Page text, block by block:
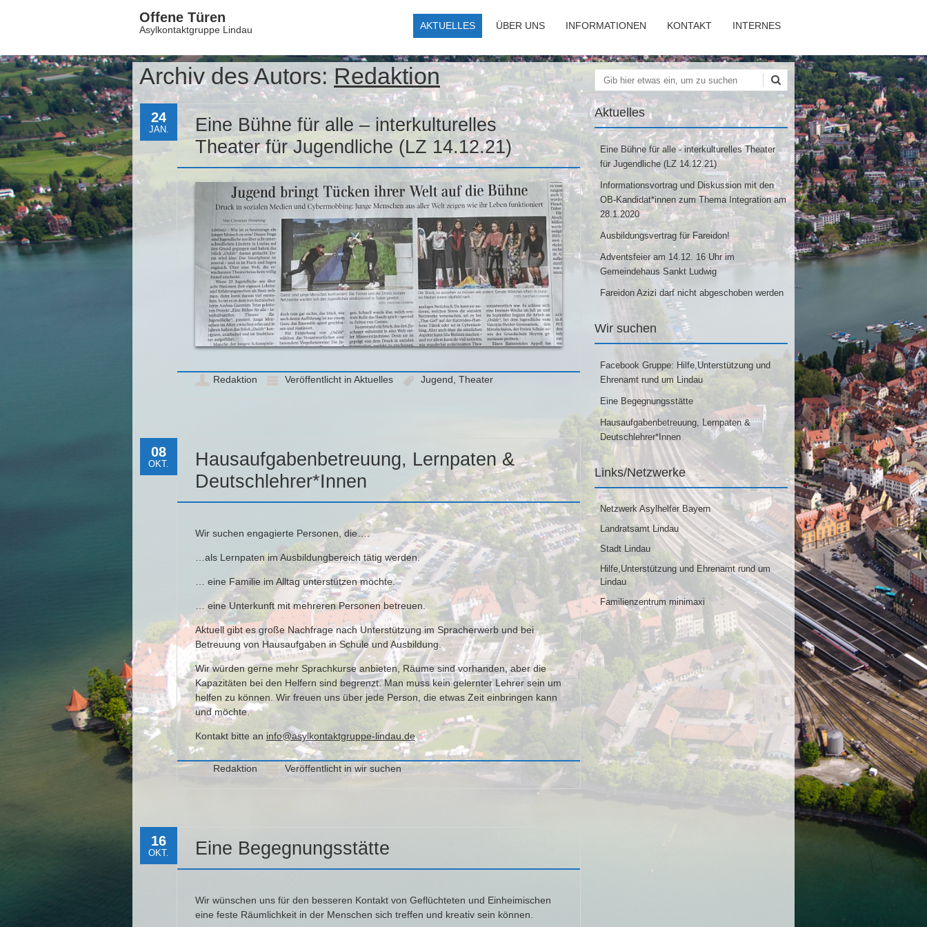
Offene Türen
Asylkontaktgruppe Lindau AKTUELLES ÜBER UNS INFORMATIONEN KONTAKT INTERNES
Archiv des Autors:Redaktion
24
JAN.
Eine Bühne für alle – interkulturelles
Theater für Jugendliche (LZ 14.12.21)
Redaktion Veröffentlicht in Aktuelles Jugend Theater
08
OKT.
Hausaufgabenbetreuung, Lernpaten &
Deutschlehrer*Innen
Wir suchen engagierte Personen, die….
…als Lernpaten im Ausbildungbereich tätig werden.
… eine Familie im Alltag unterstützen möchte.
… eine Unterkunft mit mehreren Personen betreuen.
Aktuell gibt es große Nachfrage nach Unterstützung im Spracherwerb und bei
Betreuung von Hausaufgaben in Schule und Ausbildung.
Wir würden gerne mehr Sprachkurse anbieten, Räume sind vorhanden, aber die
Kapazitäten bei den Helfern sind begrenzt. Man muss kein gelernter Lehrer sein um
helfen zu können. Wir freuen uns über jede Person, die etwas Zeit einbringen kann
und möchte.
Kontakt bitte an info@asylkontaktgruppe-lindau.de
Redaktion Veröffentlicht in wir suchen
16
OKT. Eine Begegnungsstätte
Wir wünschen uns für den besseren Kontakt von Geflüchteten und Einheimischen
eine feste Räumlichkeit in der Menschen sich treffen und kreativ sein können.
Suchen
Aktuelles
Eine Bühne für alle - interkulturelles Theater
für Jugendliche (LZ 14.12.21)
Informationsvortrag und Diskussion mit den
OB-Kandidat*innen zum Thema Integration am
28.1.2020
Ausbildungsvertrag für Fareidon!
Adventsfeier am 14.12. 16 Uhr im
Gemeindehaus Sankt Ludwig
Fareidon Azizi darf nicht abgeschoben werden
Wir suchen
Facebook Gruppe: Hilfe,Unterstützung und
Ehrenamt rund um Lindau
Eine Begegnungsstätte
Hausaufgabenbetreuung, Lernpaten &
Deutschlehrer*Innen
Links/Netzwerke
Netzwerk Asylhelfer Bayern
Landratsamt Lindau
Stadt Lindau
Hilfe,Unterstützung und Ehrenamt rund um
Lindau
Familienzentrum minimaxi